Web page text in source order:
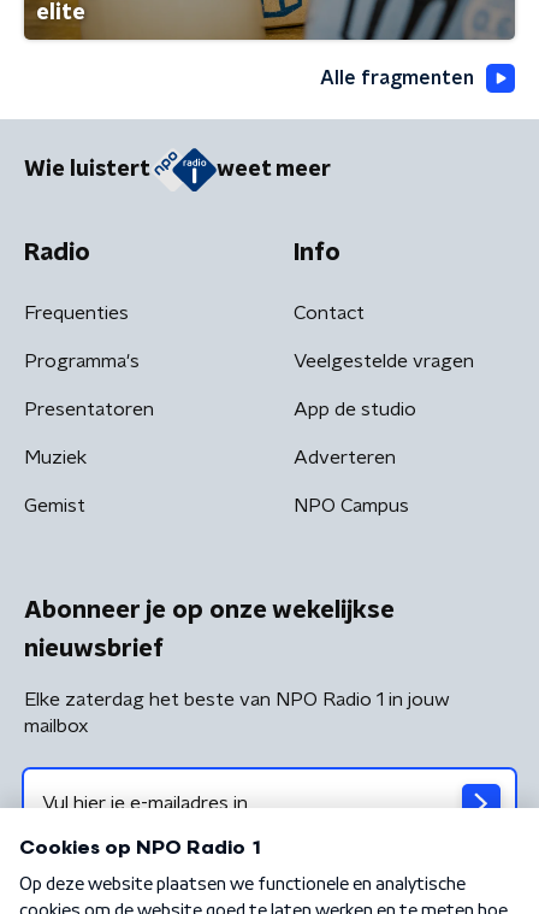
elite
Alle fragmenten
Wie luistert weet meer
Radio
Frequenties
Programma's
Presentatoren
Muziek
Gemist
Info
Contact
Veelgestelde vragen
App de studio
Adverteren
NPO Campus
Abonneer je op onze wekelijkse
nieuwsbrief
Elke zaterdag het beste van NPO Radio 1 in jouw
mailbox